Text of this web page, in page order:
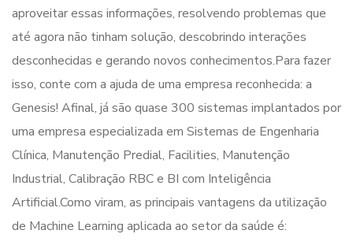
aproveitar essas informações, resolvendo problemas que
até agora não tinham solução, descobrindo interações
desconhecidas e gerando novos conhecimentos.Para fazer
isso, conte com a ajuda de uma empresa reconhecida: a
Genesis! Afinal, já são quase 300 sistemas implantados por
uma empresa especializada em Sistemas de Engenharia
Clínica, Manutenção Predial, Facilities, Manutenção
Industrial, Calibração RBC e BI com Inteligência
Artificial.Como viram, as principais vantagens da utilização
de Machine Learning aplicada ao setor da saúde é: